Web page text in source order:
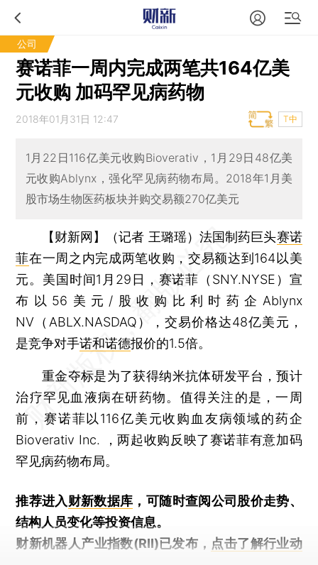
公司
赛诺菲一周内完成两笔共164亿美
元收购 加码罕见病药物
2018年01月31日 12:47 T中
1月22日116亿美元收购Bioverativ，1月29日48亿美
元收购Ablynx，强化罕见病药物布局。2018年1月美
股市场生物医药板块并购交易额270亿美元
【财新网】（记者 王璐瑶） 法国制药巨头赛诺
菲在一周之内完成两笔收购，交易额达到164以美
元。美国时间1月29日，赛诺菲（SNY.NYSE）宣
布以56美元/股收购比利时药企Ablynx
NV（ABLX.NASDAQ），交易价格达48亿美元，
是竞争对手诺和诺德报价的1.5倍。
重金夺标是为了获得纳米抗体研发平台，预计
治疗罕见血液病在研药物。值得关注的是，一周
前，赛诺菲以116亿美元收购血友病领域的药企
Bioverativ Inc. ，两起收购反映了赛诺菲有意加码
罕见病药物布局。
推荐进入财新数据库 ，可随时查阅公司股价走势、
结构人员变化等投资信息。
财新机器人产业指数(RII)已发布， 点击了解行业动